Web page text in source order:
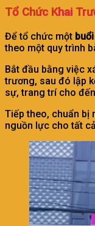
Tổ Chức Khai
Để tổ chức một
theo một quy trình
Bắt đầu bằng việc
trương, sau đó lập
sự, trang trí cho
Tiếp theo, chuẩn bị
nguồn lực cho tất